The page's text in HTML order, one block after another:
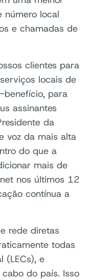
número local
e chamadas de
clientes para
locais de
para
assinantes
da
voz da mais alta
do que a
mais de
nos últimos 12
contínua a
rede diretas
todas
(LECs), e
do país. Isso